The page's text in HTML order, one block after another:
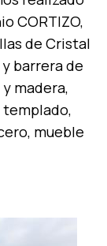
CORTIZO,
de Cristal
barrera de
madera,
mueble